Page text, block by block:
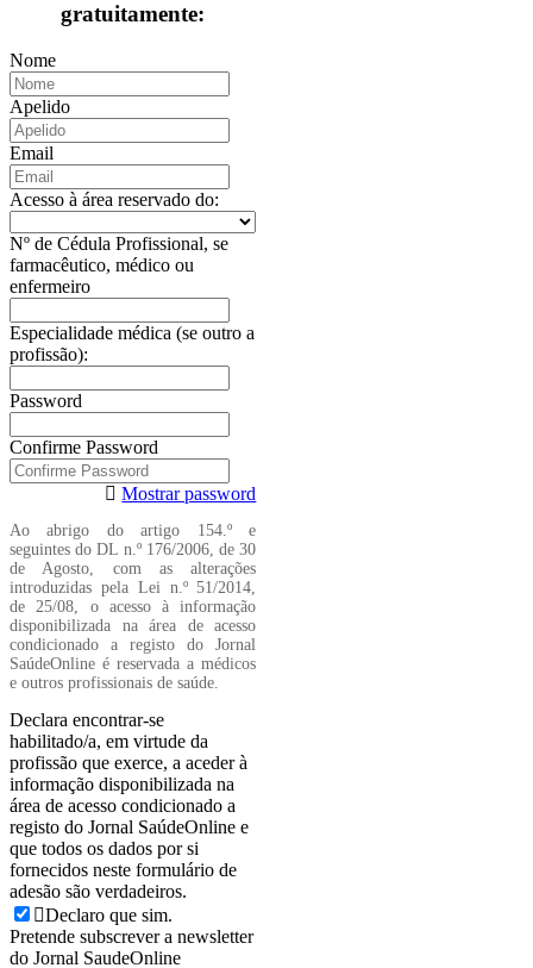
gratuitamente:
Nome
Apelido
Email
Acesso à área reservado do:
Nº de Cédula Profissional, se
farmacêutico, médico ou
enfermeiro
Especialidade médica (se outro a
profissão):
Password
Confirme Password
Mostrar password
Ao abrigo do artigo 154.º e
seguintes do DL n.º 176/2006, de 30
de Agosto, com as alterações
introduzidas pela Lei n.º 51/2014,
de 25/08, o acesso à informação
disponibilizada na área de acesso
condicionado a registo do Jornal
SaúdeOnline é reservada a médicos
e outros profissionais de saúde.
Declara encontrar-se
habilitado/a, em virtude da
profissão que exerce, a aceder à
informação disponibilizada na
área de acesso condicionado a
registo do Jornal SaúdeOnline e
que todos os dados por si
fornecidos neste formulário de
adesão são verdadeiros.
Declaro que sim.
Pretende subscrever a newsletter
do Jornal SaudeOnline